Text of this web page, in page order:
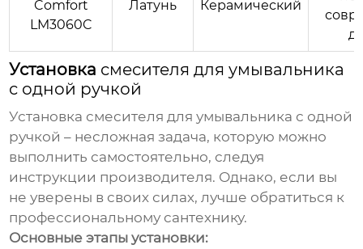
Comfort
LM3060C
Латунь Керамический
Установка смесителя для умывальника
с одной ручкой
Установка смесителя для умывальника с одной
ручкой – несложная задача, которую можно
выполнить самостоятельно, следуя
инструкции производителя. Однако, если вы
не уверены в своих силах, лучше обратиться к
профессиональному сантехнику.
Основные этапы установки: